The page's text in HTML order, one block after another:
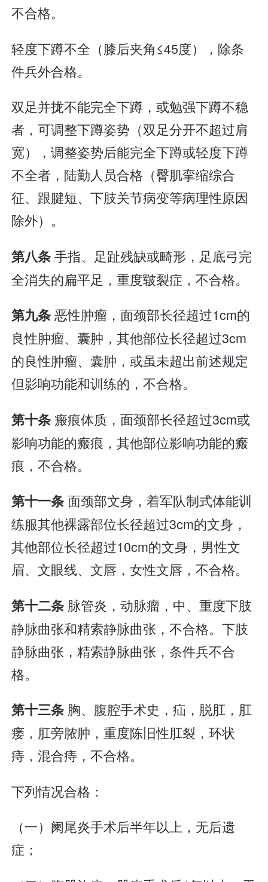
不合格。
轻度下蹲不全（膝后夹角≤45度），除条
件兵外合格。
双足并拢不能完全下蹲，或勉强下蹲不稳
者，可调整下蹲姿势（双足分开不超过肩
宽），调整姿势后能完全下蹲或轻度下蹲
不全者，陆勤人员合格（臀肌挛缩综合
征、跟腱短、下肢关节病变等病理性原因
除外）。
第八条手指、足趾残缺或畸形，足底弓完
全消失的扁平足，重度皲裂症，不合格。
第九条恶性肿瘤，面颈部长径超过1cm的
良性肿瘤、囊肿，其他部位长径超过3cm
的良性肿瘤、囊肿，或虽未超出前述规定
但影响功能和训练的，不合格。
第十条 瘢痕体质，面颈部长径超过3cm或
影响功能的瘢痕，其他部位影响功能的瘢
痕，不合格。
第十一条面颈部文身，着军队制式体能训
练服其他裸露部位长径超过3cm的文身，
其他部位长径超过10cm的文身，男性文
眉、文眼线、文唇，女性文唇，不合格。
第十二条 脉管炎，动脉瘤，中、重度下肢
静脉曲张和精索静脉曲张，不合格。下肢
静脉曲张，精索静脉曲张，条件兵不合
格。
第十三条 胸、腹腔手术史，疝，脱肛，肛
瘘，肛旁脓肿，重度陈旧性肛裂，环状
痔，混合痔，不合格。
下列情况合格：
（一）阑尾炎手术后半年以上，无后遗
症；